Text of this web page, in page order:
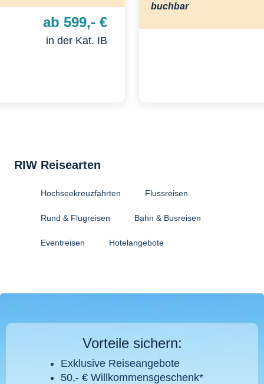
ab 599,- €
in der Kat. IB
buchbar
RIW Reisearten
Hochseekreuzfahrten Flussreisen
Rund & Flugreisen Bahn & Busreisen
Eventreisen Hotelangebote
Vorteile sichern:
Exklusive Reiseangebote
50,- € Willkommensgeschenk*